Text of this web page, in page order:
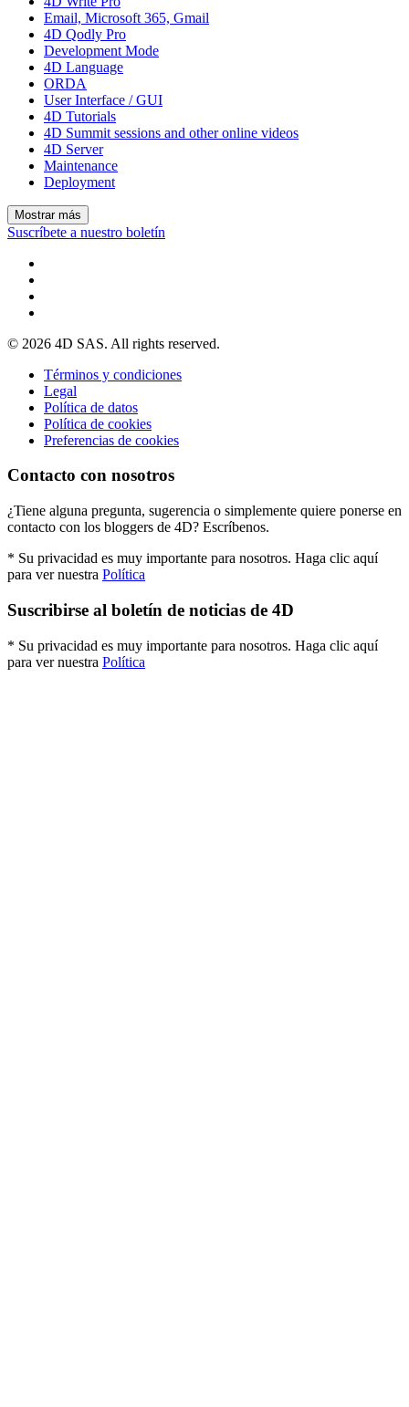
Email, Microsoft 365, Gmail
4D Qodly Pro
Development Mode
4D Language
ORDA
User Interface / GUI
4D Tutorials
4D Summit sessions and other online videos
4D Server
Maintenance
Deployment
Mostrar más
Suscríbete a nuestro boletín
© 2026 4D SAS. All rights reserved.
Términos y condiciones
Legal
Política de datos
Política de cookies
Preferencias de cookies
Contacto con nosotros
¿Tiene alguna pregunta, sugerencia o simplemente quiere ponerse en
contacto con los bloggers de 4D? Escríbenos.
* Su privacidad es muy importante para nosotros. Haga clic aquí
para ver nuestra Política
Suscribirse al boletín de noticias de 4D
* Su privacidad es muy importante para nosotros. Haga clic aquí
para ver nuestra Política